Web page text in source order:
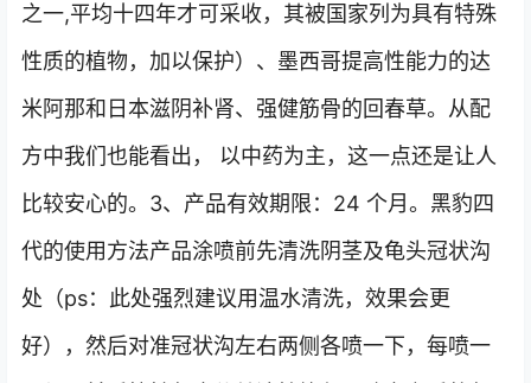
之一,平均十四年才可采收，其被国家列为具有特殊
性质的植物，加以保护）、墨西哥提高性能力的达
米阿那和日本滋阴补肾、强健筋骨的回春草。从配
方中我们也能看出， 以中药为主，这一点还是让人
比较安心的。3、产品有效期限：24 个月。黑豹四
代的使用方法产品涂喷前先清洗阴茎及龟头冠状沟
处（ps：此处强烈建议用温水清洗，效果会更
好），然后对准冠状沟左右两侧各喷一下，每喷一